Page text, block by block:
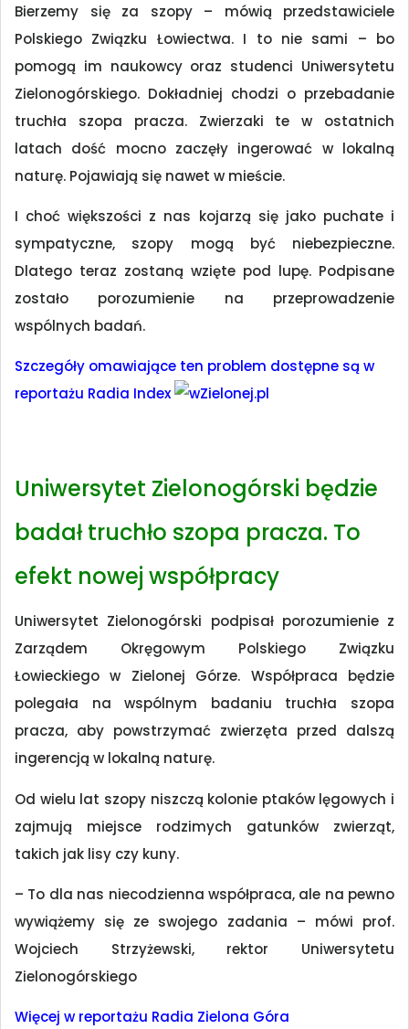
Bierzemy się za szopy – mówią przedstawiciele
Polskiego Związku Łowiectwa. I to nie sami – bo
pomogą im naukowcy oraz studenci Uniwersytetu
Zielonogórskiego. Dokładniej chodzi o przebadanie
truchła szopa pracza. Zwierzaki te w ostatnich
latach dość mocno zaczęły ingerować w lokalną
naturę. Pojawiają się nawet w mieście.
I choć większości z nas kojarzą się jako puchate i
sympatyczne, szopy mogą być niebezpieczne.
Dlatego teraz zostaną wzięte pod lupę. Podpisane
zostało porozumienie na przeprowadzenie
wspólnych badań.
Szczegóły omawiające ten problem dostępne są w
reportażu Radia Index
Uniwersytet Zielonogórski będzie
badał truchło szopa pracza. To
efekt nowej współpracy
Uniwersytet Zielonogórski podpisał porozumienie z
Zarządem Okręgowym Polskiego Związku
Łowieckiego w Zielonej Górze. Współpraca będzie
polegała na wspólnym badaniu truchła szopa
pracza, aby powstrzymać zwierzęta przed dalszą
ingerencją w lokalną naturę.
Od wielu lat szopy niszczą kolonie ptaków lęgowych i
zajmują miejsce rodzimych gatunków zwierząt,
takich jak lisy czy kuny.
– To dla nas niecodzienna współpraca, ale na pewno
wywiążemy się ze swojego zadania – mówi prof.
Wojciech Strzyżewski, rektor Uniwersytetu
Zielonogórskiego
Więcej w reportażu Radia Zielona Góra